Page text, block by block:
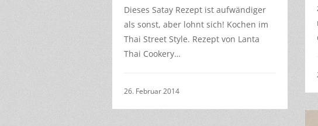
Dieses Satay Rezept ist aufwändiger
als sonst, aber lohnt sich! Kochen im
Thai Street Style. Rezept von Lanta
Thai Cookery…
26. Februar 2014